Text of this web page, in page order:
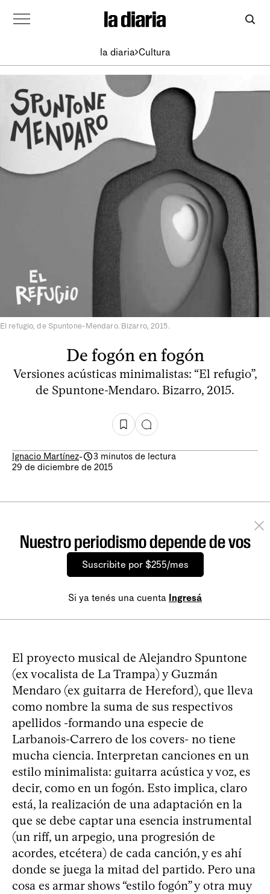
la diaria Cultura
El refugio, de Spuntone-Mendaro. Bizarro, 2015.
De fogón en fogón
Versiones acústicas minimalistas: “El refugio”,
de Spuntone-Mendaro. Bizarro, 2015.
Ignacio Martínez-
3 minutos de lectura
29 de diciembre de 2015
Nuestro periodismo depende de vos
Suscribite por $255/mes
Si ya tenés una cuenta Ingresá
El proyecto musical de Alejandro Spuntone
(ex vocalista de La Trampa) y Guzmán
Mendaro (ex guitarra de Hereford), que lleva
como nombre la suma de sus respectivos
apellidos -formando una especie de
Larbanois-Carrero de los covers- no tiene
mucha ciencia. Interpretan canciones en un
estilo minimalista: guitarra acústica y voz, es
decir, como en un fogón. Esto implica, claro
está, la realización de una adaptación en la
que se debe captar una esencia instrumental
(un riff, un arpegio, una progresión de
acordes, etcétera) de cada canción, y es ahí
donde se juega la mitad del partido. Pero una
cosa es armar shows “estilo fogón” y otra muy